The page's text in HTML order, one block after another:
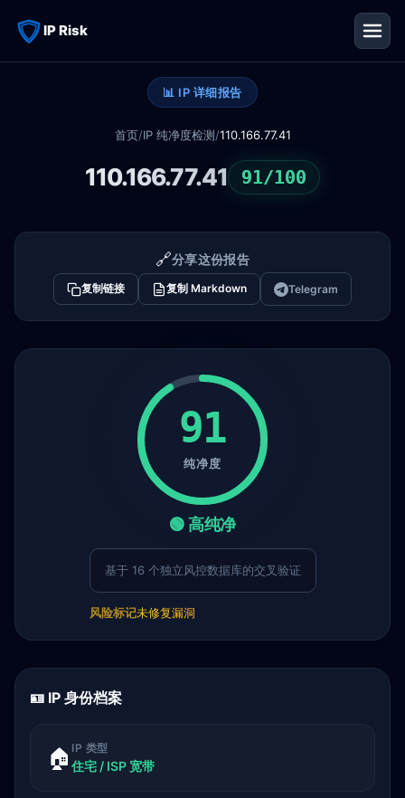
IP Risk
📊 IP 详细报告
首页/IP 纯净度检测/110.166.77.41
110.166.77.41 91/100
🔗分享这份报告
复制链接 复制 Markdown Telegram
91
纯净度
🟢 高纯净
基于 16 个独立风控数据库的交叉验证
风险标记未修复漏洞
🪪 IP 身份档案
🏠 IP 类型
住宅 / ISP 宽带